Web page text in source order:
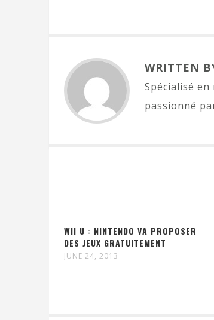
WRITTEN
Spécialisé
passionné
WII U : NINTENDO VA PROPOSER
DES JEUX GRATUITEMENT
JUNE 24, 2013